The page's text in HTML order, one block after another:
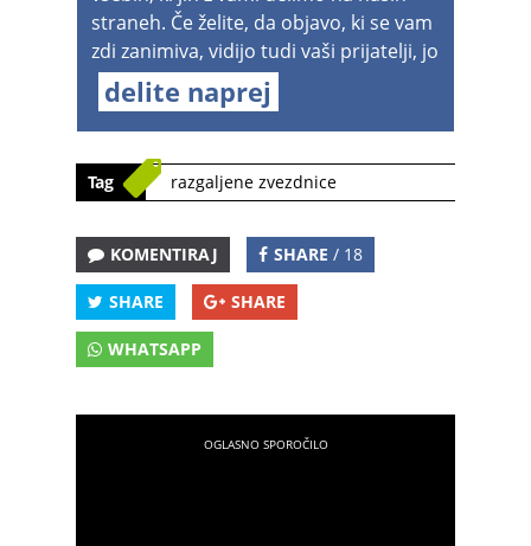
straneh. Če želite, da objavo, ki se vam
zdi zanimiva, vidijo tudi vaši prijatelji, jo
delite naprej
Tag razgaljene zvezdnice
KOMENTIRAJ SHARE / 18
SHARE SHARE
WHATSAPP